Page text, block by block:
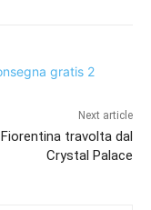
Next article
Fiorentina travolta dal
Crystal Palace